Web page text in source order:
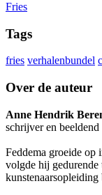
Fries
Tags
fries verhalenbundel
Over de auteur
Anne Hendrik
schrijver en beeldend
Feddema groeide op
volgde hij gedurende